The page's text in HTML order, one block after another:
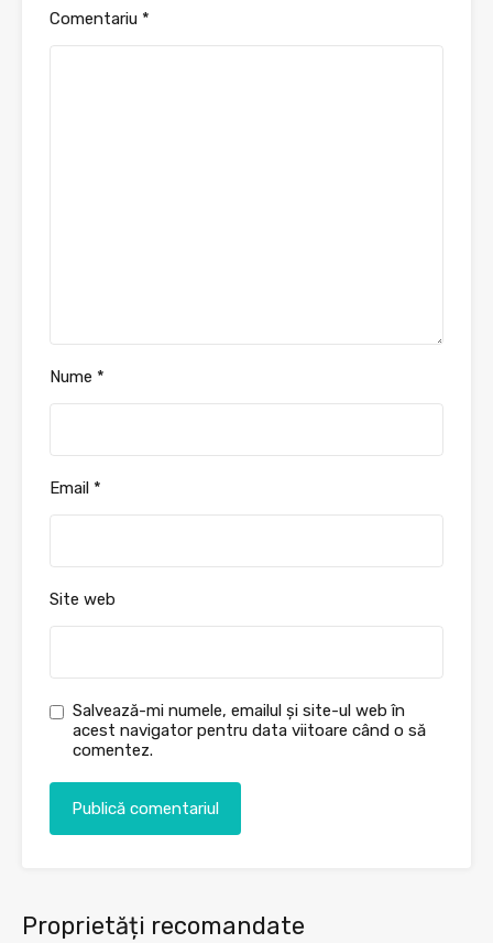
Comentariu *
Nume *
Email *
Site web
Salvează-mi numele, emailul și site-ul web în
acest navigator pentru data viitoare când o să
comentez.
Proprietăți recomandate